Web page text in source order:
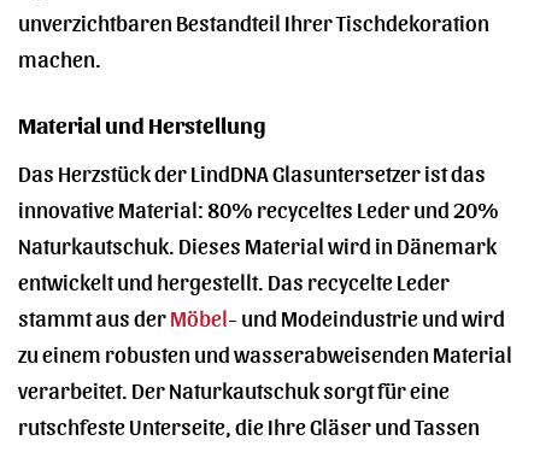
unverzichtbaren Bestandteil Ihrer Tischdekoration
machen.
Material und Herstellung
Das Herzstück der LindDNA Glasuntersetzer ist das
innovative Material: 80% recyceltes Leder und 20%
Naturkautschuk. Dieses Material wird in Dänemark
entwickelt und hergestellt. Das recycelte Leder
stammt aus derMöbel- und Modeindustrie und wird
zu einem robusten und wasserabweisenden Material
verarbeitet. Der Naturkautschuk sorgt für eine
rutschfeste Unterseite, die Ihre Gläser und Tassen